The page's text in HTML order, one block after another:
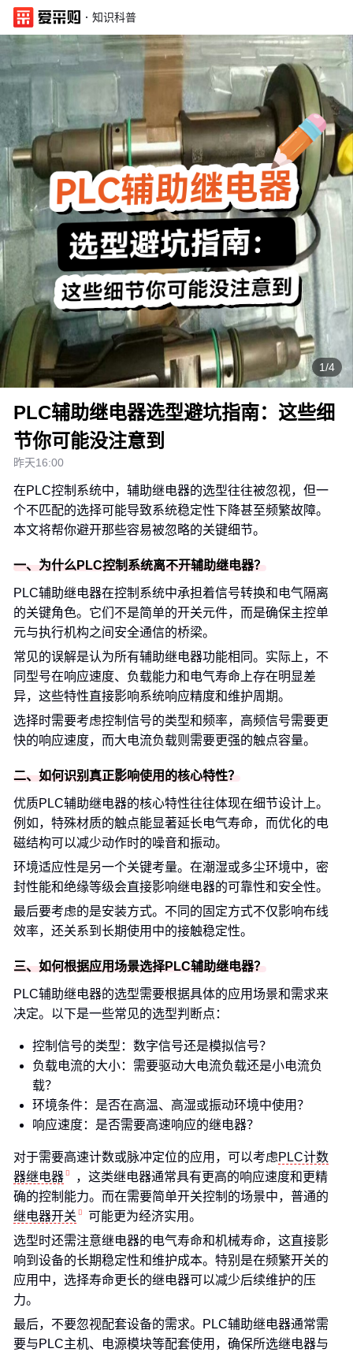
· 知识科普
1/4
PLC辅助继电器选型避坑指南：这些细
节你可能没注意到
昨天16:00
在PLC控制系统中，辅助继电器的选型往往被忽视，但一
个不匹配的选择可能导致系统稳定性下降甚至频繁故障。
本文将帮你避开那些容易被忽略的关键细节。
一、为什么PLC控制系统离不开辅助继电器？
PLC辅助继电器在控制系统中承担着信号转换和电气隔离
的关键角色。它们不是简单的开关元件，而是确保主控单
元与执行机构之间安全通信的桥梁。
常见的误解是认为所有辅助继电器功能相同。实际上，不
同型号在响应速度、负载能力和电气寿命上存在明显差
异，这些特性直接影响系统响应精度和维护周期。
选择时需要考虑控制信号的类型和频率，高频信号需要更
快的响应速度，而大电流负载则需要更强的触点容量。
二、如何识别真正影响使用的核心特性？
优质PLC辅助继电器的核心特性往往体现在细节设计上。
例如，特殊材质的触点能显著延长电气寿命，而优化的电
磁结构可以减少动作时的噪音和振动。
环境适应性是另一个关键考量。在潮湿或多尘环境中，密
封性能和绝缘等级会直接影响继电器的可靠性和安全性。
最后要考虑的是安装方式。不同的固定方式不仅影响布线
效率，还关系到长期使用中的接触稳定性。
三、如何根据应用场景选择PLC辅助继电器？
PLC辅助继电器的选型需要根据具体的应用场景和需求来
决定。以下是一些常见的选型判断点：
控制信号的类型：数字信号还是模拟信号？
负载电流的大小：需要驱动大电流负载还是小电流负
载？
环境条件：是否在高温、高湿或振动环境中使用？
响应速度：是否需要高速响应的继电器？
对于需要高速计数或脉冲定位的应用，可以考虑PLC计数
器继电器
，这类继电器通常具有更高的响应速度和更精
确的控制能力。而在需要简单开关控制的场景中，普通的
继电器开关
可能更为经济实用。
选型时还需注意继电器的电气寿命和机械寿命，这直接影
响到设备的长期稳定性和维护成本。特别是在频繁开关的
应用中，选择寿命更长的继电器可以减少后续维护的压
力。
最后，不要忽视配套设备的需求。PLC辅助继电器通常需
要与PLC主机、电源模块等配套使用，确保所选继电器与